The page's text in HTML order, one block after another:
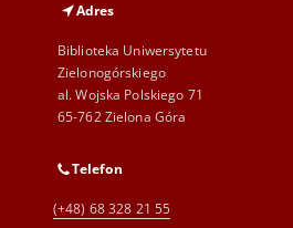
Adres
Biblioteka Uniwersytetu
Zielonogórskiego
al. Wojska Polskiego 71
65-762 Zielona Góra
Telefon
(+48) 68 328 21 55